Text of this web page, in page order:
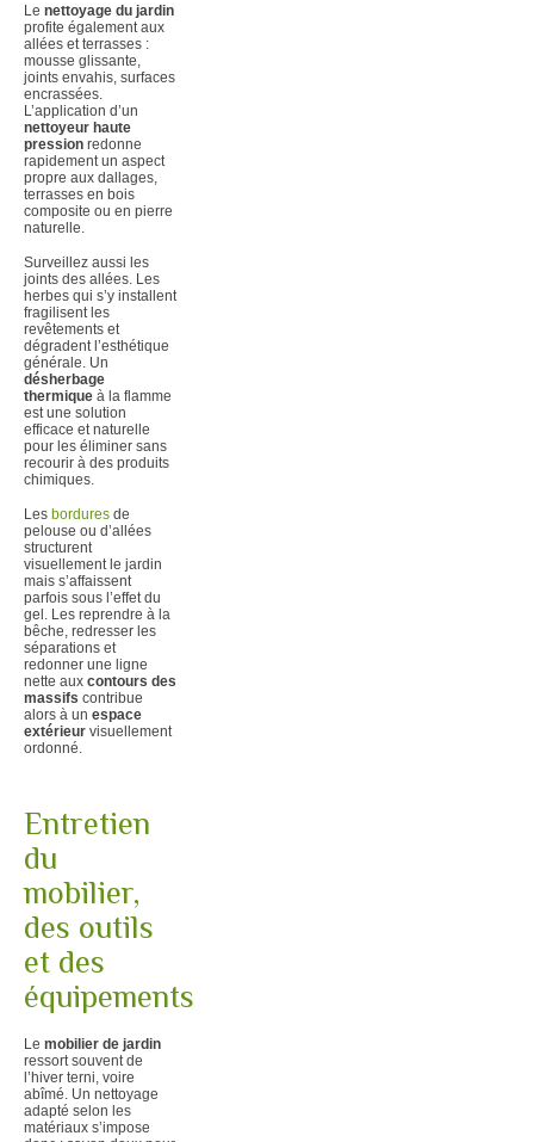
Le nettoyage du jardin
profite également aux
allées et terrasses :
mousse glissante,
joints envahis, surfaces
encrassées.
L’application d’un
nettoyeur haute
pression redonne
rapidement un aspect
propre aux dallages,
terrasses en bois
composite ou en pierre
naturelle.
Surveillez aussi les
joints des allées. Les
herbes qui s’y installent
fragilisent les
revêtements et
dégradent l’esthétique
générale. Un
désherbage
thermique à la flamme
est une solution
efficace et naturelle
pour les éliminer sans
recourir à des produits
chimiques.
Les bordures de
pelouse ou d’allées
structurent
visuellement le jardin
mais s’affaissent
parfois sous l’effet du
gel. Les reprendre à la
bêche, redresser les
séparations et
redonner une ligne
nette aux contours des
massifs contribue
alors à un espace
extérieur visuellement
ordonné.
Entretien
du
mobilier,
des outils
et des
équipements
Le mobilier de jardin
ressort souvent de
l’hiver terni, voire
abîmé. Un nettoyage
adapté selon les
matériaux s’impose